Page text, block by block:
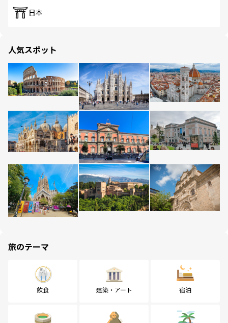
日本
人気スポット
旅のテーマ
飲食 建築・アート 宿泊